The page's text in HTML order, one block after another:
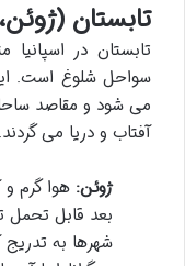
تابستان
تابستان در
سواحل شلوغ است.
می شود و مقاصد
آفتاب و دریا می گردند.
ژوئن: هوا گرم
بعد قابل